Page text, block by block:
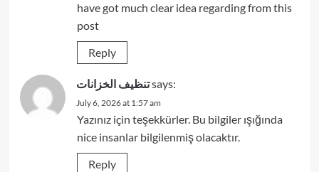
have got much clear idea regarding from this
post
Reply
تنظيف الخزاناتsays:
July 6, 2026 at 1:57 am
Yazınız için teşekkürler. Bu bilgiler ışığında
nice insanlar bilgilenmiş olacaktır.
Reply